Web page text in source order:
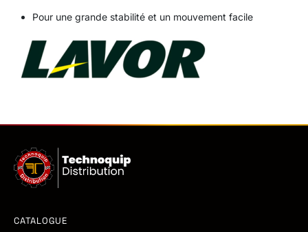
Pour une grande stabilité et un mouvement facile
CATALOGUE